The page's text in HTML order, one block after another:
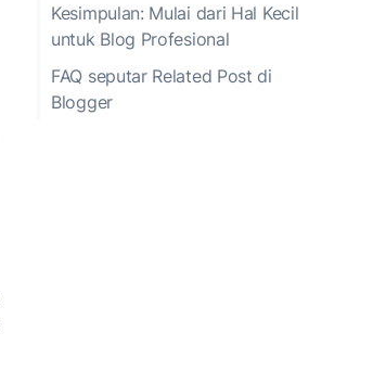
Kesimpulan: Mulai dari Hal Kecil
untuk Blog Profesional
FAQ seputar Related Post di
Blogger